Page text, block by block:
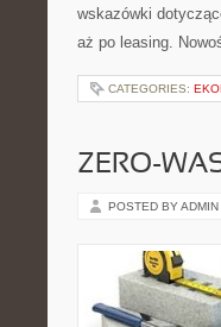
wskazówki
aż po leasing.
CATEGORIES:
ZERO-
POSTED BY ADMIN